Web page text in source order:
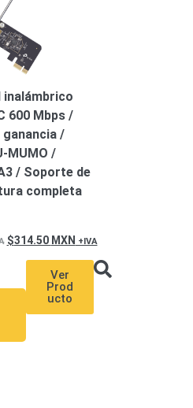
inalámbrico
600 Mbps /
/
MUMO /
/ Soporte de
completa
314.50 MXN
Ver
Prod
ucto